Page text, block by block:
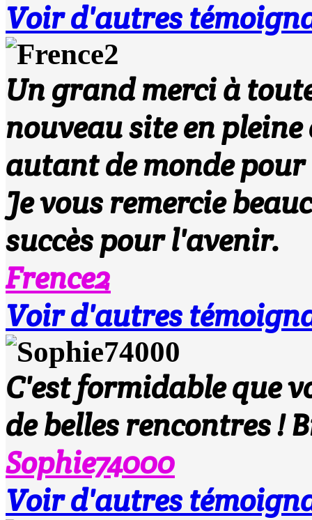
Voir d'autres
Un grand merci à
nouveau site en
autant de monde
Je vous remercie
succès pour l'avenir.
Frence2
Voir d'autres
C'est formidable que
de belles rencontres !
Sophie74000
Voir d'autres